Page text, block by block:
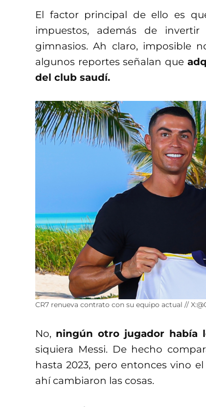
El factor principal de ello es
impuestos, además de
gimnasios. Ah claro, imposible
algunos reportes señalan que
del club saudí.
CR7 renueva contrato con su equipo actual //
No, ningún otro jugador había
siquiera Messi. De hecho
hasta 2023, pero entonces vino
ahí cambiaron las cosas.